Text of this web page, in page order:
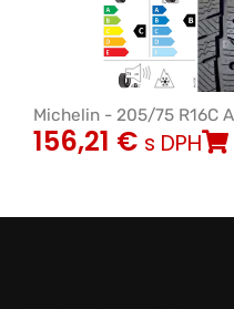
Michelin - 205/75 R16C
156,21 € s DPH